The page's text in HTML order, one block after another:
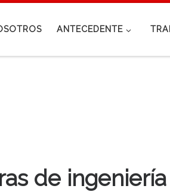
ANTECEDENTE
de